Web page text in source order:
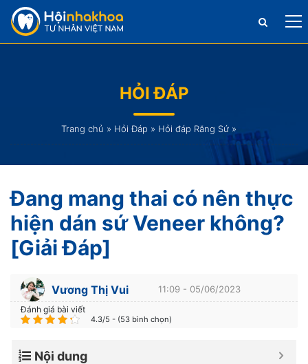
HỎI ĐÁP
Trang chủ » Hỏi Đáp » Hỏi đáp Răng Sứ»
Đang mang thai có nên thực
hiện dán sứ Veneer không?
[Giải Đáp]
Vương Thị Vui 11:09 - 05/06/2023
Đánh giá bài viết
4.3/5 - (53 bình chọn)
Nội dung